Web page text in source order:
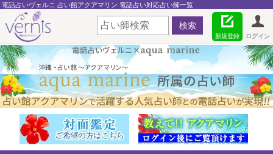
電話占いヴェルニ 占い館アクアマリン 電話占い対応占い師一覧
ログイン
新規登録